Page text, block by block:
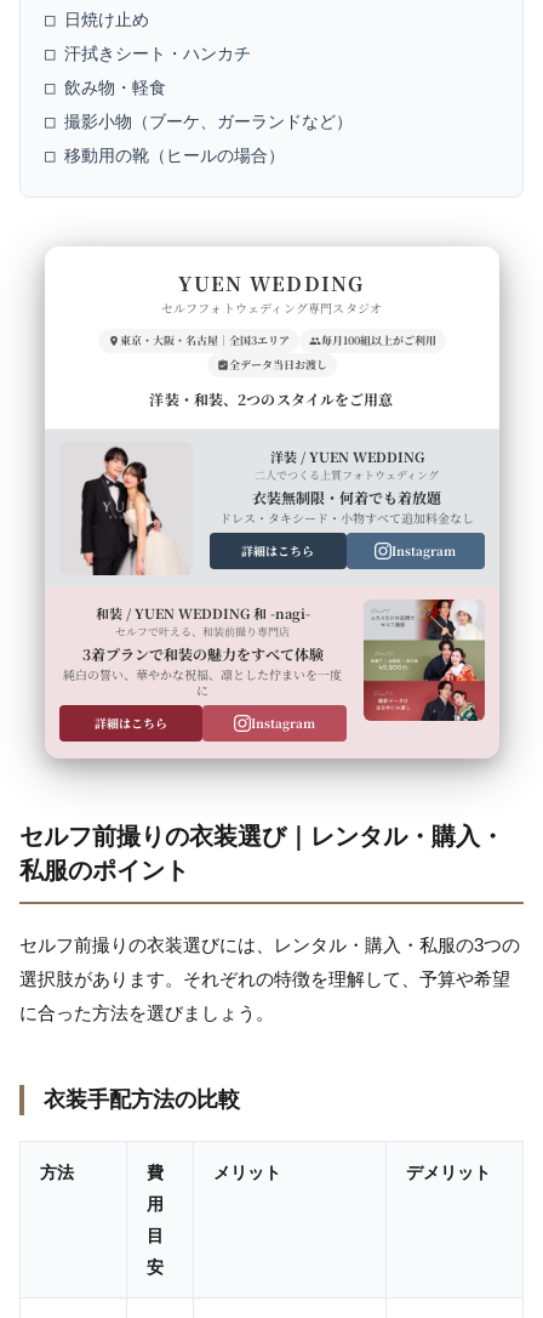
□ 日焼け止め
□ 汗拭きシート・ハンカチ
□ 飲み物・軽食
□ 撮影小物（ブーケ、ガーランドなど）
YUEN WEDDING
セルフフォトウェディング専門スタジオ
東京・大阪・名古屋｜全国3エリア
毎月100組以上がご利用
全データ当日お渡し
洋装・和装、2つのスタイルをご用意
洋装 / YUEN WEDDING
二人でつくる上質フォトウェディング
衣装無制限・何着でも着放題
ドレス・タキシード・小物すべて追加料金なし
詳細はこちら
Instagram
和装 / YUEN WEDDING 和 -nagi-
セルフで叶える、和装前撮り専門店
3着プランで和装の魅力をすべて体験
純白の誓い、華やかな祝福、凛とした佇まいを一度
に
詳細はこちら
Instagram
セルフ前撮りの衣装選び｜レンタル・購入・
私服のポイント
セルフ前撮りの衣装選びには、レンタル・購入・私服の3つの
選択肢があります。それぞれの特徴を理解して、予算や希望
に合った方法を選びましょう。
衣装手配方法の比較
方法
費
用
目
安
メリット デメリット